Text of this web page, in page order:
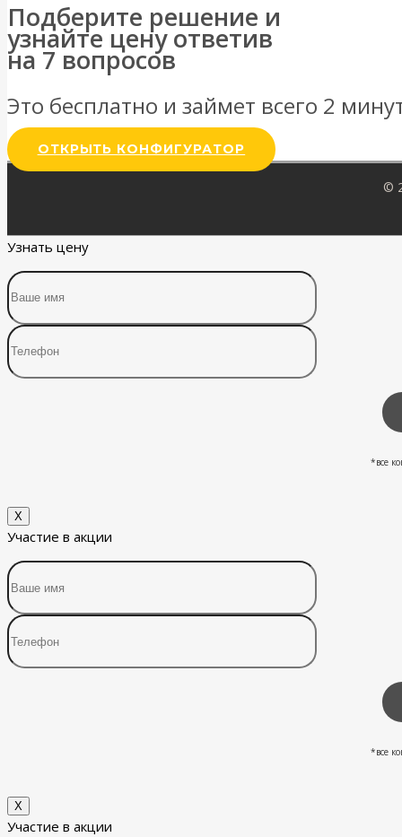
Подберите решение и
узнайте цену ответив
на 7 вопросов
Это бесплатно и займет всего 2
ОТКРЫТЬ КОНФИГУРАТОР
©
Узнать цену
*все
X
Участие в акции
*все
X
Участие в акции